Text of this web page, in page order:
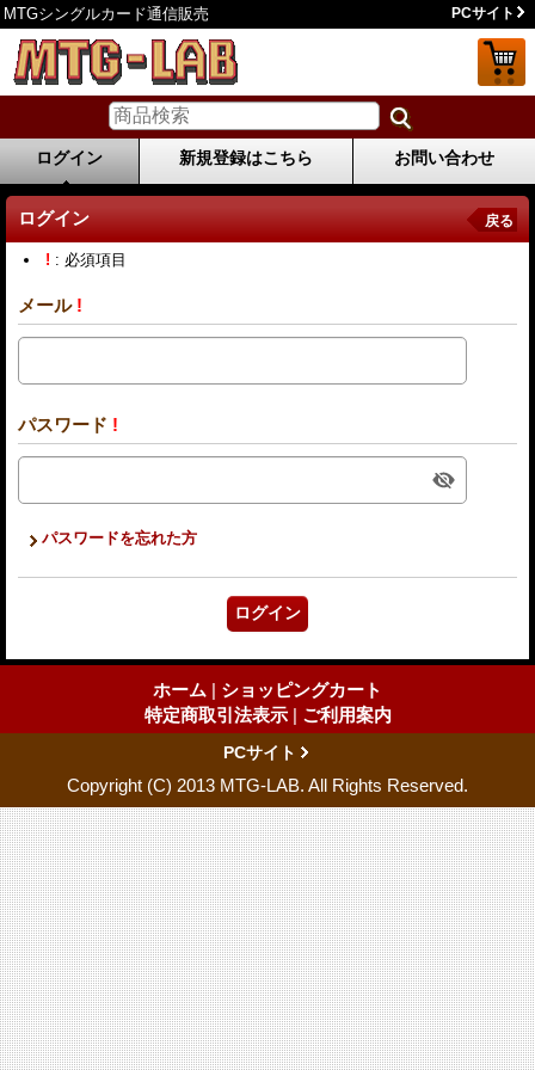
MTGシングルカード通信販売 PCサイト
ログイン 新規登録はこちら お問い合わせ
ログイン 戻る
! : 必須項目
メール !
パスワード !
パスワードを忘れた方
ホーム | ショッピングカート
特定商取引法表示 | ご利用案内
PCサイト
Copyright (C) 2013 MTG-LAB. All Rights Reserved.